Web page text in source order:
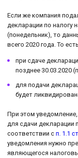
Если же компания
декларации по налогу
(понедельник), то
всего 2020 года. То
при сдаче
позднее 30.03.2020
для подачи
будет
При этом уведомление,
для сдачи декларации
соответствии с п. 1.1
уведомления нужно
являющегося